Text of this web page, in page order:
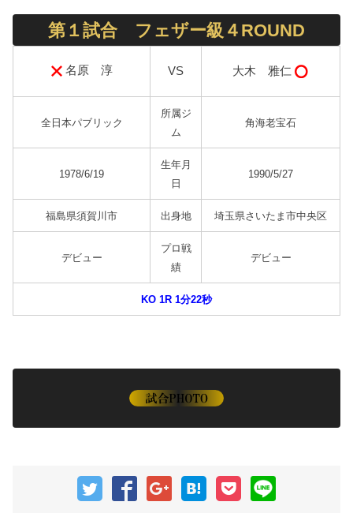
第１試合 フェザー級４ROUND
名原 淳 VS 大木 雅仁
全日本パブリック
所属ジ
ム
角海老宝石
1978/6/19
生年月
日
1990/5/27
福島県須賀川市 出身地 埼玉県さいたま市中央区
デビュー
プロ戦
績
デビュー
KO 1R 1分22秒